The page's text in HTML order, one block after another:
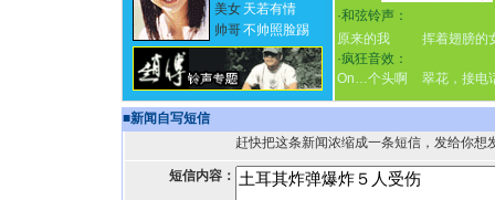
美女 天若有情
帅哥不帅照脸踢
·和弦铃声：
原来的我
挥着翅膀的
·疯狂音效：
On…个头啊
翠花，接
■新闻自写短信
赶快把这条新闻浓缩成一条短信，发给你想
短信内容：